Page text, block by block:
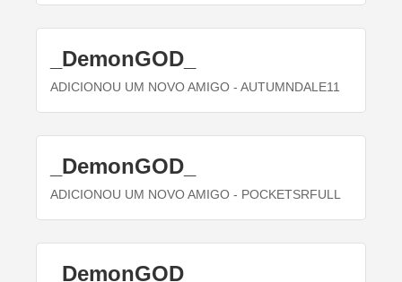
_DemonGOD_
ADICIONOU UM NOVO AMIGO - AUTUMNDALE11
_DemonGOD_
ADICIONOU UM NOVO AMIGO - POCKETSRFULL
_DemonGOD_